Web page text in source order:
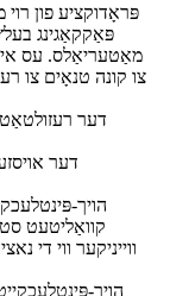
פּאַקקאַגינג
מאַטעריאַלס. עס איז
צו קונה טנאָים צו
קוואַליטעט
ווייניקער ווי די